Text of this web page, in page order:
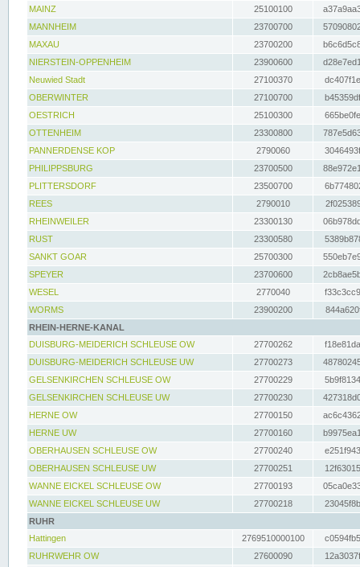
MAINZ
25100100
MANNHEIM
23700700
MAXAU
23700200
NIERSTEIN-OPPENHEIM
23900600
Neuwied Stadt
27100370
OBERWINTER
27100700
OESTRICH
25100300
OTTENHEIM
23300800
PANNERDENSE KOP
2790060
PHILIPPSBURG
23700500
PLITTERSDORF
23500700
REES
2790010
RHEINWEILER
23300130
RUST
23300580
SANKT GOAR
25700300
SPEYER
23700600
WESEL
2770040
WORMS
23900200
RHEIN-HERNE-KANAL
DUISBURG-MEIDERICH SCHLEUSE OW
27700262
DUISBURG-MEIDERICH SCHLEUSE UW
27700273
GELSENKIRCHEN SCHLEUSE OW
27700229
GELSENKIRCHEN SCHLEUSE UW
27700230
HERNE OW
27700150
HERNE UW
27700160
OBERHAUSEN SCHLEUSE OW
27700240
OBERHAUSEN SCHLEUSE UW
27700251
WANNE EICKEL SCHLEUSE OW
27700193
WANNE EICKEL SCHLEUSE UW
27700218
RUHR
Hattingen
2769510000100
RUHRWEHR OW
27600090